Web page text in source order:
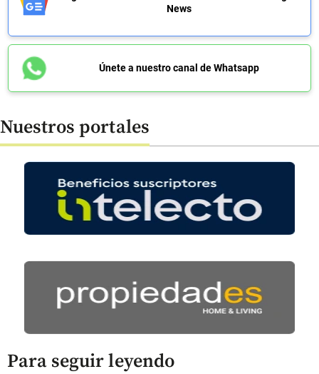
News
Únete a nuestro canal de Whatsapp
Nuestros portales
Para seguir leyendo